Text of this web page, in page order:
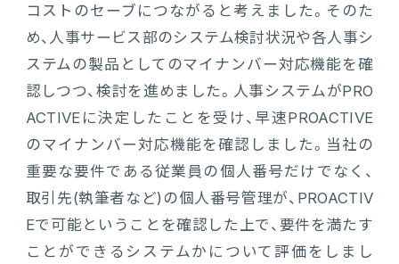
コストのセーブにつながると考えました。そのた
め、人事サービス部のシステム検討状況や各人事シ
ステムの製品としてのマイナンバー対応機能を確
認しつつ、検討を進めました。人事システムがPRO
ACTIVEに決定したことを受け、早速PROACTIVE
のマイナンバー対応機能を確認しました。当社の
重要な要件である従業員の個人番号だけでなく、
取引先(執筆者など)の個人番号管理が、PROACTIV
Eで可能ということを確認した上で、要件を満たす
ことができるシステムかについて評価をしまし